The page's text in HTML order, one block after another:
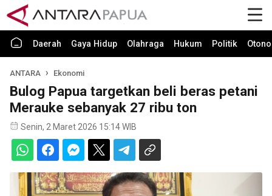
Daerah Gaya Hidup Olahraga Hukum Politik
ANTARA Ekonomi
Bulog Papua targetkan beli beras petani
Merauke sebanyak 27 ribu ton
Senin, 2 Maret 2026 15:14 WIB